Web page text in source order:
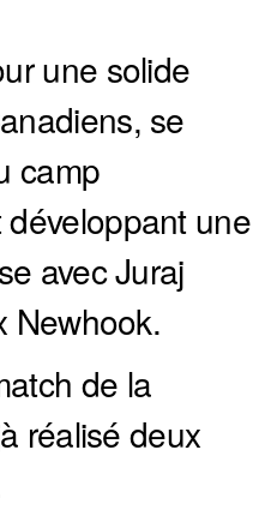
une solide
se
camp
une
avec Juraj
Newhook.
de la
réalisé deux